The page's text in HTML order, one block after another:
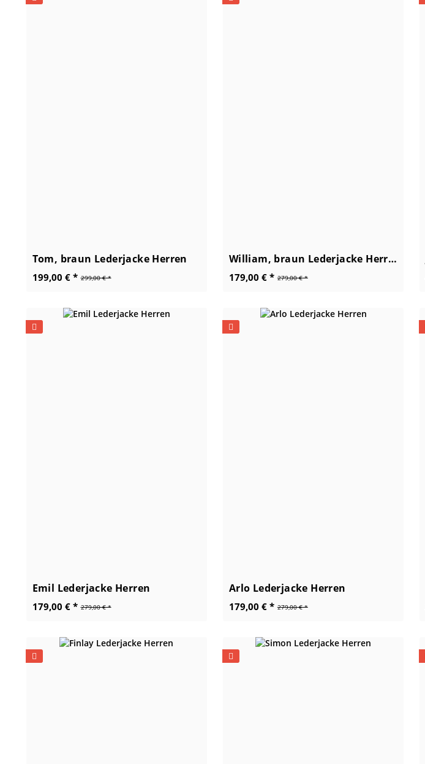
Tom, braun Lederjacke Herren
299,00 € *
199,00 € *
William, braun Lederjacke Herren
279,00 € *
179,00 € *
Emil Lederjacke Herren
279,00 € *
179,00 € *
Arlo Lederjacke Herren
279,00 € *
179,00 € *